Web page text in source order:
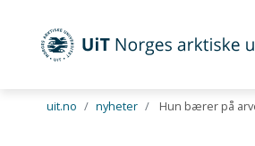
Gå til hovedinnhold
UiT Norges arktiske
uit.no nyheter Hun bærer på